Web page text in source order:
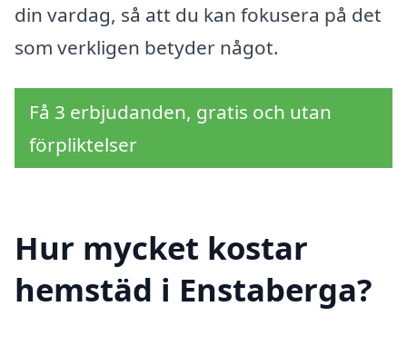
din vardag, så att du kan fokusera på det
som verkligen betyder något.
Få 3 erbjudanden, gratis och utan
förpliktelser
Hur mycket kostar
hemstäd i Enstaberga?